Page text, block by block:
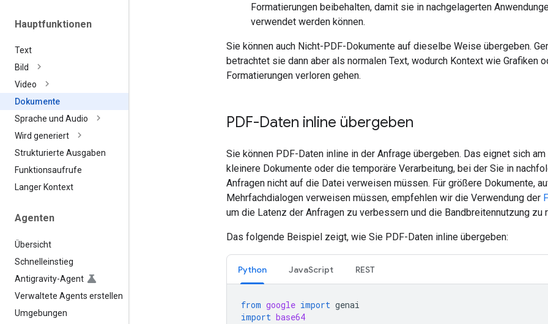
Hauptfunktionen
Text
Bild
Video
Dokumente
Sprache und Audio
Wird generiert
Strukturierte Ausgaben
Funktionsaufrufe
Langer Kontext
Agenten
Übersicht
Schnelleinstieg
Antigravity-Agent
Verwaltete Agents erstellen
Umgebungen
Formatierungen beibehalten, damit sie in nachgelagerten
verwendet werden können.
Sie können auch Nicht-PDF-Dokumente auf dieselbe Weise übergeben.
betrachtet sie dann aber als normalen Text, wodurch Kontext wie Grafiken
Formatierungen verloren gehen.
PDF-Daten inline übergeben
Sie können PDF-Daten inline in der Anfrage übergeben. Das eignet sich
kleinere Dokumente oder die temporäre Verarbeitung, bei der Sie in
Anfragen nicht auf die Datei verweisen müssen. Für größere Dokumente,
Mehrfachdialogen verweisen müssen, empfehlen wir die Verwendung der
um die Latenz der Anfragen zu verbessern und die Bandbreitennutzung zu
Das folgende Beispiel zeigt, wie Sie PDF-Daten inline übergeben:
Python JavaScript REST
from google import genai
import base64